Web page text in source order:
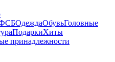
ОдеждаОбувьГоловные
ПодаркиХиты
принадлежности